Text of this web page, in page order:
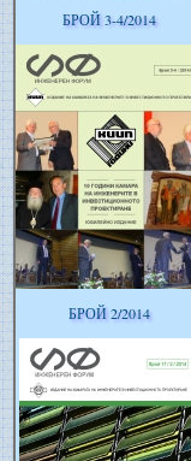
БРОЙ 3-4/2014
БРОЙ 2/2014